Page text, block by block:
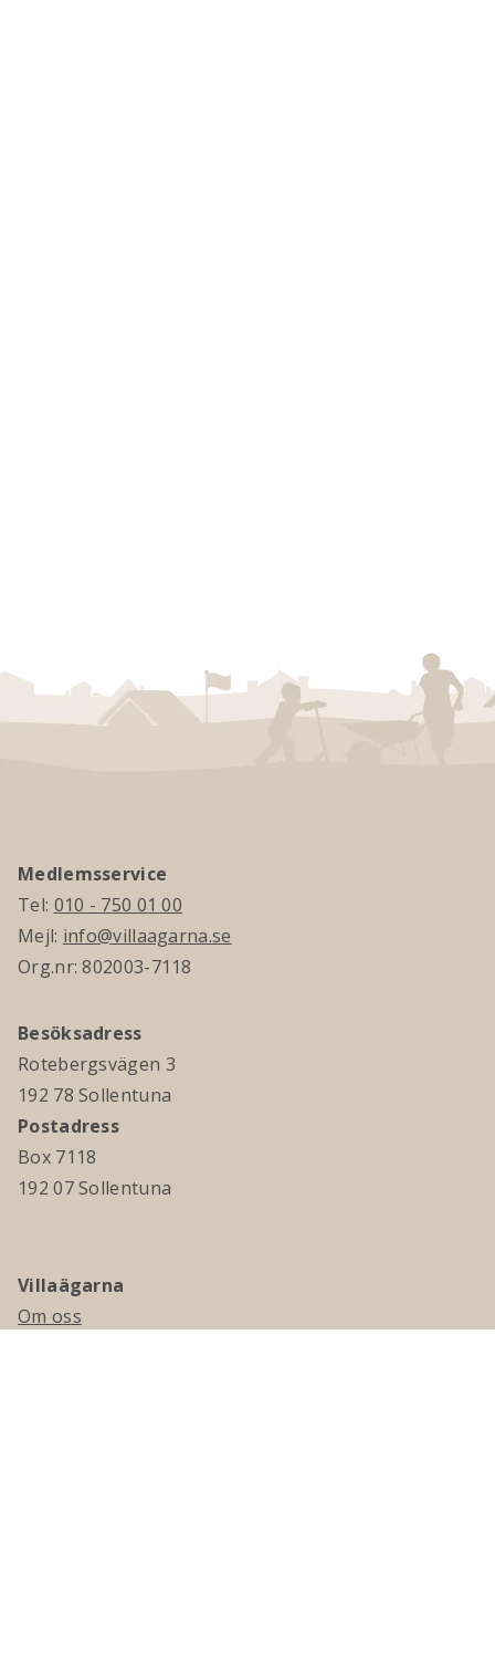
Medlemsservice
Tel: 010 - 750 01 00
Mejl: info@villaagarna.se
Org.nr: 802003-7118
Besöksadress
Rotebergsvägen 3
192 78 Sollentuna
Postadress
Box 7118
192 07 Sollentuna
Villaägarna
Om oss